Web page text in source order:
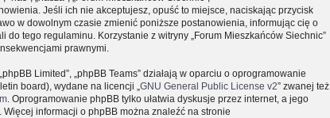
Jeśli ich nie akceptujesz, opuść to miejsce, naciskając przycisk
w dowolnym czasie zmienić poniższe postanowienia, informując cię o
tego regulaminu. Korzystanie z witryny „Forum Mieszkańców Siechnic”
prawnymi.
Limited”, „phpBB Teams” działają w oparciu o oprogramowanie
board), wydane na licencji „ GNU General Public License v2” zwanej też
. Oprogramowanie phpBB tylko ułatwia dyskusje przez internet, a jego
informacji o phpBB można znaleźć na stronie